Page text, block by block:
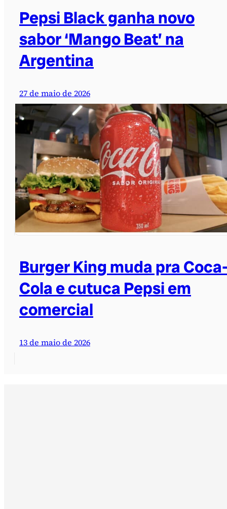
Pepsi Black ganha novo
sabor ‘Mango Beat’ na
Argentina
27 de maio de 2026
Burger King muda pra
Cola e cutuca Pepsi em
comercial
13 de maio de 2026